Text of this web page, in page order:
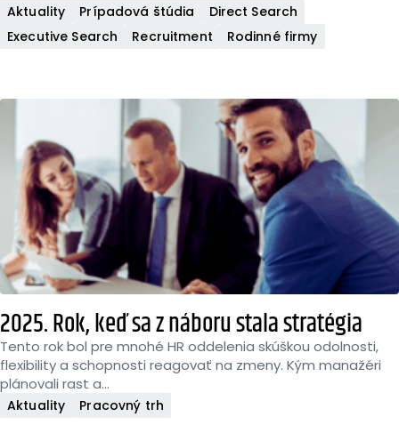
Aktuality Prípadová štúdia
Direct Search
Executive Search
Recruitment Rodinné firmy
2025. Rok, keď sa z náboru stala stratégia
Tento rok bol pre mnohé HR oddelenia skúškou odolnosti,
flexibility a schopnosti reagovať na zmeny. Kým manažéri
plánovali rast a...
Aktuality Pracovný trh